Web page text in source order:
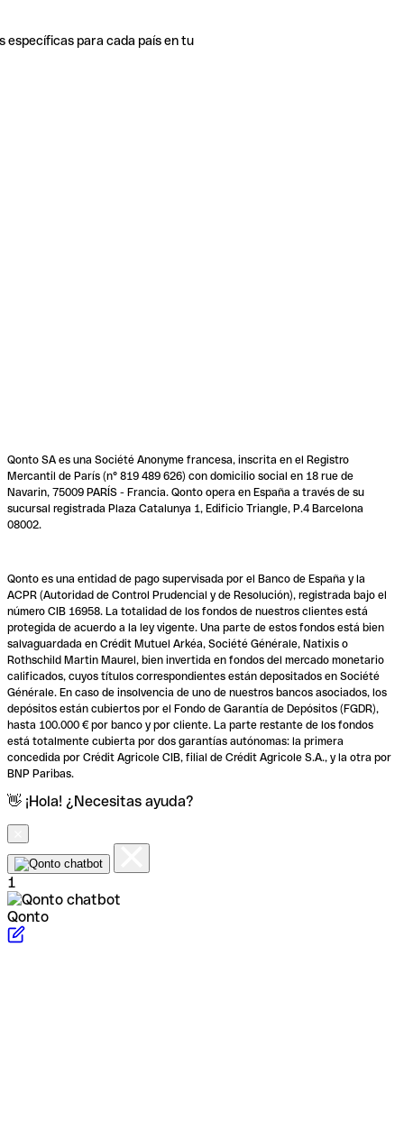
específicas para cada país en tu
Qonto SA es una Société Anonyme francesa, inscrita en el Registro
Mercantil de París (n° 819 489 626) con domicilio social en 18 rue de
Navarin, 75009 PARÍS - Francia. Qonto opera en España a través de su
sucursal registrada Plaza Catalunya 1, Edificio Triangle, P.4 Barcelona
08002.
Qonto es una entidad de pago supervisada por el Banco de España y la
ACPR (Autoridad de Control Prudencial y de Resolución), registrada bajo el
número CIB 16958. La totalidad de los fondos de nuestros clientes está
protegida de acuerdo a la ley vigente. Una parte de estos fondos está bien
salvaguardada en Crédit Mutuel Arkéa, Société Générale, Natixis o
Rothschild Martin Maurel, bien invertida en fondos del mercado monetario
calificados, cuyos títulos correspondientes están depositados en Société
Générale. En caso de insolvencia de uno de nuestros bancos asociados, los
depósitos están cubiertos por el Fondo de Garantía de Depósitos (FGDR),
hasta 100.000 € por banco y por cliente. La parte restante de los fondos
está totalmente cubierta por dos garantías autónomas: la primera
concedida por Crédit Agricole CIB, filial de Crédit Agricole S.A., y la otra por
BNP Paribas.
👋 ¡Hola! ¿Necesitas ayuda?
1
Qonto